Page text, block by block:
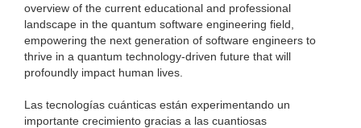
overview of the current educational and professional
landscape in the quantum software engineering field,
empowering the next generation of software engineers to
thrive in a quantum technology-driven future that will
profoundly impact human lives.
Las tecnologías cuánticas están experimentando un
importante crecimiento gracias a las cuantiosas